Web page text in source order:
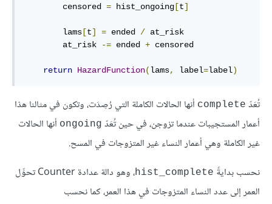
        censored
= hist_ongoing [t]
        lams
[t] = ended / at_risk
        at_risk
-= ended + censored
return HazardFunction(lams, label=label)
تُعَدّ complete أنها الحالات الكاملة التي رُصِدَت، وتكون في مثالنا هذا
أعمار المستجيبات عندما تزوجن، في حين تُعَدّ ongoing أنها الحالات
غير الكاملة وهي أعمار النساء غير المتزوجات في المسح.
نحسب بدايةً hist_complete
، وهو دالة عدادة Counter تحوِّل
العمر إلى عدد النساء المتزوجات في هذا العمر، كما نحسب